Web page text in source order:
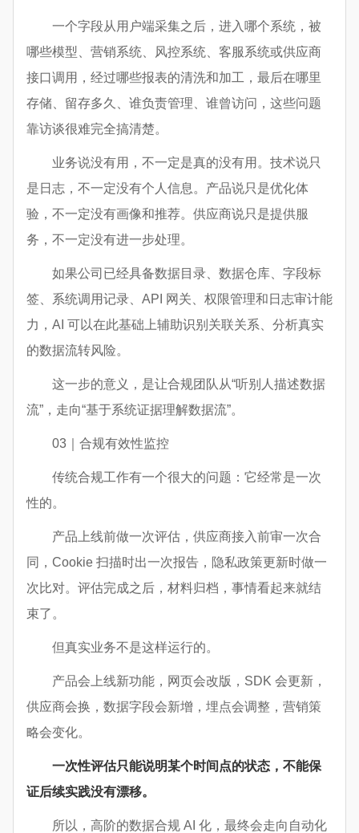
一个字段从用户端采集之后，进入哪个系统，被
哪些模型、营销系统、风控系统、客服系统或供应商
接口调用，经过哪些报表的清洗和加工，最后在哪里
存储、留存多久、谁负责管理、谁曾访问，这些问题
靠访谈很难完全搞清楚。
业务说没有用，不一定是真的没有用。技术说只
是日志，不一定没有个人信息。产品说只是优化体
验，不一定没有画像和推荐。供应商说只是提供服
务，不一定没有进一步处理。
如果公司已经具备数据目录、数据仓库、字段标
签、系统调用记录、API 网关、权限管理和日志审计能
力，AI 可以在此基础上辅助识别关联关系、分析真实
的数据流转风险。
这一步的意义，是让合规团队从“听别人描述数据
流”，走向“基于系统证据理解数据流”。
03｜合规有效性监控
传统合规工作有一个很大的问题：它经常是一次
性的。
产品上线前做一次评估，供应商接入前审一次合
同，Cookie 扫描时出一次报告，隐私政策更新时做一
次比对。评估完成之后，材料归档，事情看起来就结
束了。
但真实业务不是这样运行的。
产品会上线新功能，网页会改版，SDK 会更新，
供应商会换，数据字段会新增，埋点会调整，营销策
略会变化。
一次性评估只能说明某个时间点的状态，不能保
证后续实践没有漂移。
所以，高阶的数据合规 AI 化，最终会走向自动化